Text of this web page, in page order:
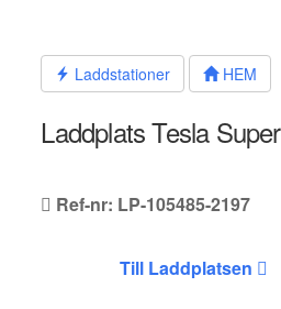
innehållet Laddstationer HEM
Laddplats Tesla
Ref-nr: LP-105485-2197
Till Laddplatsen